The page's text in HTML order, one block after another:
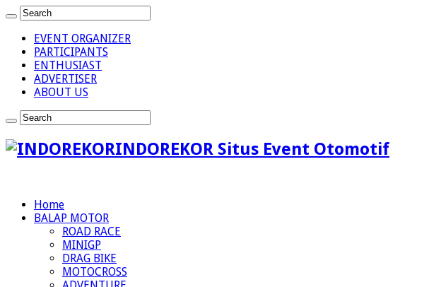
EVENT ORGANIZER
PARTICIPANTS
ENTHUSIAST
ADVERTISER
ABOUT US
INDOREKOR Situs Event Otomotif
Home
BALAP MOTOR
ROAD RACE
MINIGP
DRAG BIKE
MOTOCROSS